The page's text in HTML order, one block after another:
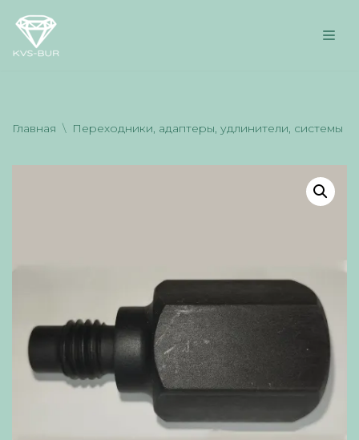
Перейти
Главная \ Переходники, адаптеры, удлинители, системы